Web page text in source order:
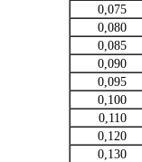
0,075
0,080
0,085
0,090
0,095
0,100
0,110
0,120
0,130